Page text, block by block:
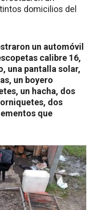
domicilios del
un automóvil
calibre 16,
una pantalla solar,
un boyero
un hacha, dos
dos
que